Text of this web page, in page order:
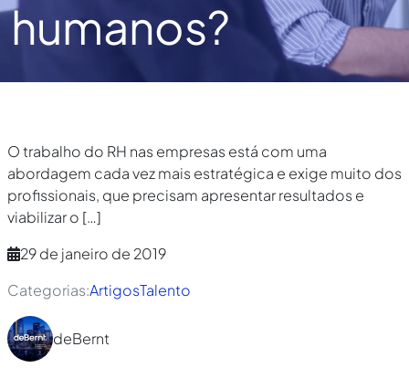
humanos?
O trabalho do RH nas empresas está com uma
abordagem cada vez mais estratégica e exige muito dos
profissionais, que precisam apresentar resultados e
viabilizar o […]
29 de janeiro de 2019
Categorias:ArtigosTalento
deBernt